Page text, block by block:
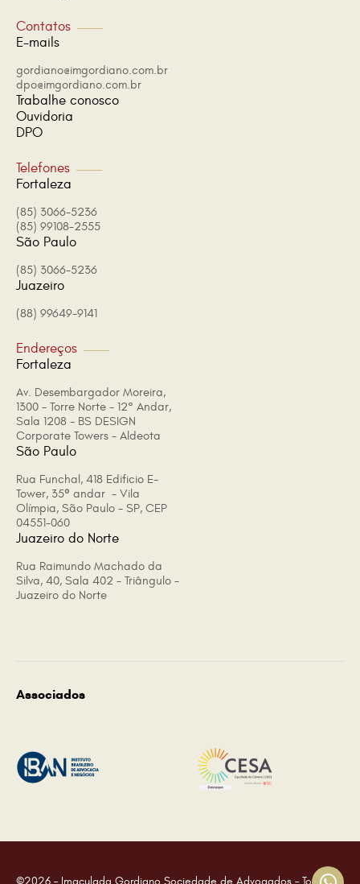
Contatos
E-mails
gordiano@imgordiano.com.br
dpo@imgordiano.com.br
Trabalhe conosco
Ouvidoria
DPO
Telefones
Fortaleza
(85) 3066-5236
(85) 99108-2555
São Paulo
(85) 3066-5236
Juazeiro
(88) 99649-9141
Endereços
Fortaleza
Av. Desembargador Moreira,
1300 - Torre Norte - 12° Andar,
Sala 1208 - BS DESIGN
Corporate Towers - Aldeota
São Paulo
Rua Funchal, 418 Edificio E-
Tower, 35º andar - Vila
Olímpia, São Paulo - SP, CEP
04551-060
Juazeiro do Norte
Rua Raimundo Machado da
Silva, 40, Sala 402 - Triângulo -
Juazeiro do Norte
Associados
©2026 – Imaculada Gordiano Sociedade de Advogados – Todos os